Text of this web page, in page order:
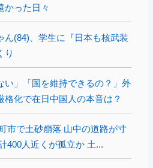
かった日々
ん(84)、学生に『日本も核武装
り
い」「国を維持できるの？」外
格化で在日中国人の本音は？
市で土砂崩落 山中の道路が寸
400人近くが孤立か 土...